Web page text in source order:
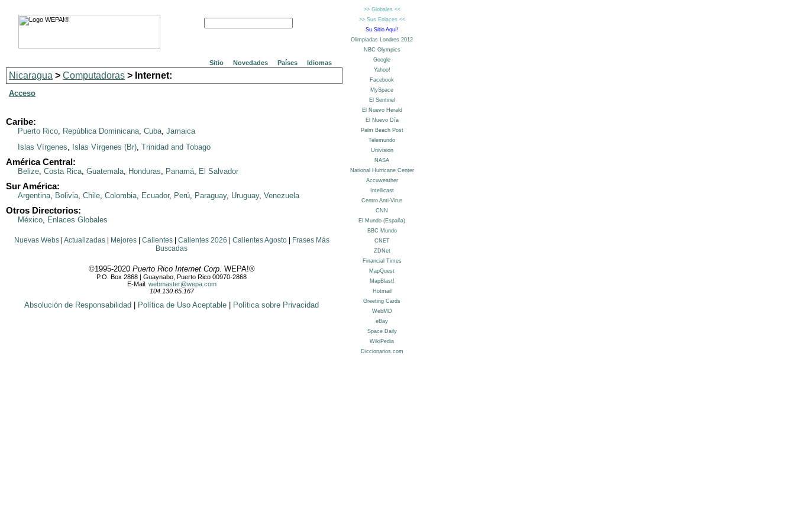
Sitio Novedades Países Idiomas
Nicaragua > Computadoras > Internet:
Acceso
Caribe:
Puerto Rico, República Dominicana, Cuba, Jamaica
Islas Vírgenes, Islas Vírgenes (Br), Trinidad and Tobago
América Central:
Belize, Costa Rica, Guatemala, Honduras, Panamá, El Salvador
Sur América:
Argentina, Bolivia, Chile, Colombia, Ecuador, Perú, Paraguay, Uruguay, Venezuela
Otros Directorios:
México, Enlaces Globales
Nuevas Webs| Actualizadas| Mejores| Calientes| Calientes 2026 Calientes Agosto|
Frases Más
Buscadas
©1995-2020 Puerto Rico Internet Corp. WEPA!®
P.O. Box 2868 | Guaynabo, Puerto Rico 00970-2868
E-Mail: webmaster@wepa.com
104.130.65.167
Absolución de Responsabilidad Política de Uso Aceptable Política sobre Privacidad